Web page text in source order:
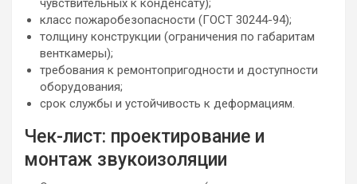
чувствительных к конденсату);
класс пожаробезопасности (ГОСТ 30244-94);
толщину конструкции (ограничения по габаритам
венткамеры);
требования к ремонтопригодности и доступности
оборудования;
срок службы и устойчивость к деформациям.
Чек-лист: проектирование и
монтаж звукоизоляции